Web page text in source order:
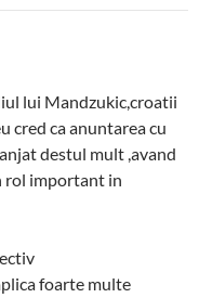
lui Mandzukic,croatii
cred ca anuntarea cu
destul mult ,avand
rol important in
foarte multe